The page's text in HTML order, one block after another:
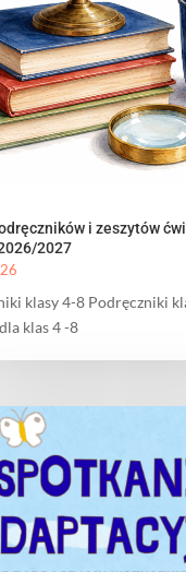
i zeszytów
2027
klasy 4-8 Podręczniki
klas 4 -8